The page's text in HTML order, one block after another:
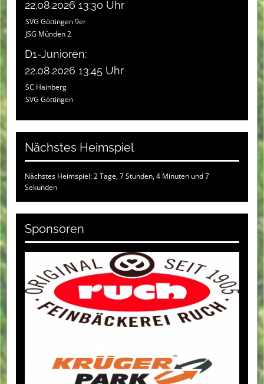
22.08.2026 13:30 Uhr
SVG Göttingen 9er
JSG Münden 2
D1-Junioren:
22.08.2026 13:45 Uhr
SC Hainberg
SVG Göttingen
Nächstes Heimspiel
Nächstes Heimspiel: 2 Tage, 7 Stunden, 4 Minuten und 6
Sekunden
Sponsoren